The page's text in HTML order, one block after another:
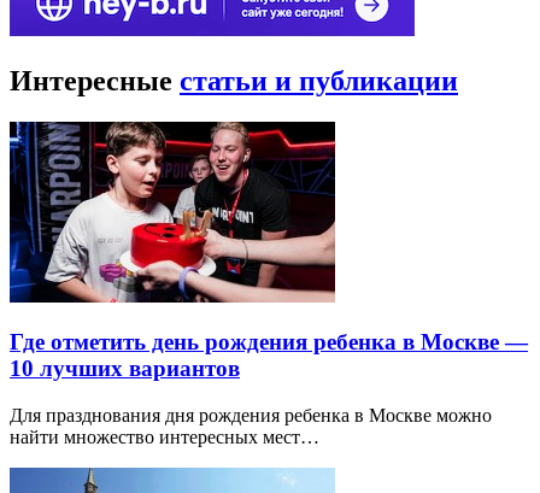
Интересные статьи и публикации
Где отметить день рождения ребенка в Москве —
10 лучших вариантов
Для празднования дня рождения ребенка в Москве можно
найти множество интересных мест…